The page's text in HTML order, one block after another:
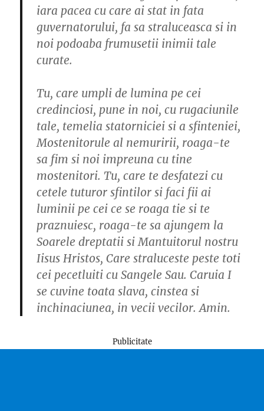
iara pacea cu care ai stat in fata
guvernatorului, fa sa straluceasca si in
noi podoaba frumusetii inimii tale
curate.
Tu, care umpli de lumina pe cei
credinciosi, pune in noi, cu rugaciunile
tale, temelia statorniciei si a sfinteniei,
Mostenitorule al nemuririi, roaga-te
sa fim si noi impreuna cu tine
mostenitori. Tu, care te desfatezi cu
cetele tuturor sfintilor si faci fii ai
luminii pe cei ce se roaga tie si te
praznuiesc, roaga-te sa ajungem la
Soarele dreptatii si Mantuitorul nostru
Iisus Hristos, Care straluceste peste toti
cei pecetluiti cu Sangele Sau. Caruia I
se cuvine toata slava, cinstea si
inchinaciunea, in vecii vecilor. Amin.
Publicitate